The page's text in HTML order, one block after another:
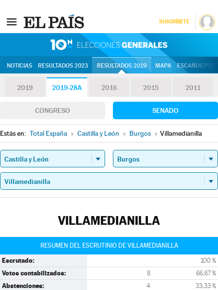
SUSCRÍBETE
NOTICIAS RESULTADOS 2023 RESULTADOS 2019 MAPA ESCAÑOS
2019 2019-28A 2016 2015 2011
CONGRESO SENADO
Estás en: Total España » Castilla y León » Burgos » Villamedianilla
VILLAMEDIANILLA
RESUMEN DEL ESCRUTINIO DE VILLAMEDIANILLA
Escrutado: 100 %
Votos contabilizados: 8 66,67 %
Abstenciones: 4 33,33 %